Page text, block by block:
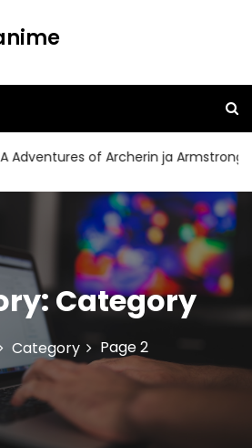
of Archerin ja Armstrong#11
Category
Category Page 2